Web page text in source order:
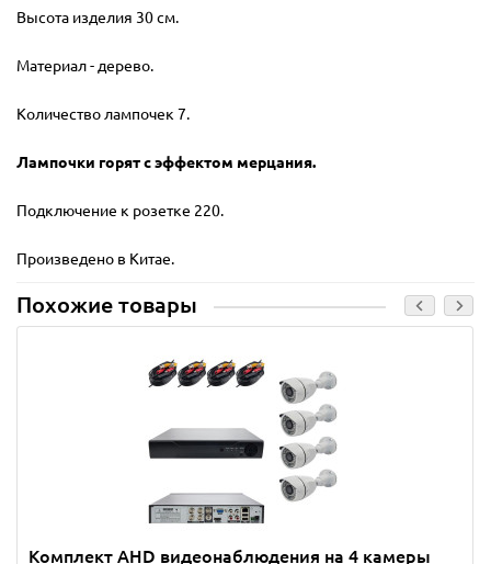
Высота изделия 30 см.
Материал - дерево.
Количество лампочек 7.
Лампочки горят с эффектом мерцания.
Подключение к розетке 220.
Произведено в Китае.
Похожие товары
Комплект AHD видеонаблюдения на 4 камеры